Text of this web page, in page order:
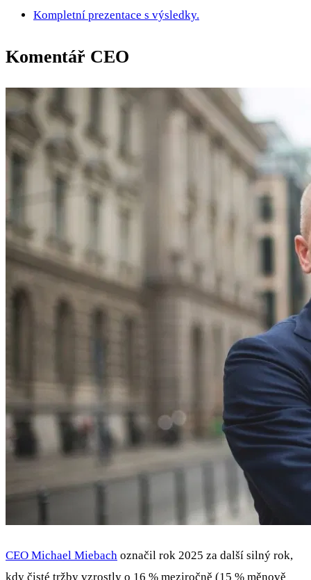
Kompletní prezentace s výsledky.
Komentář CEO
CEO Michael Miebach označil rok 2025 za další silný rok,
kdy čisté tržby vzrostly o 16 % meziročně (15 % měnově